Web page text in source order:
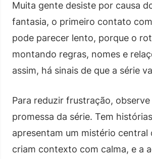
Muita gente desiste por causa
fantasia, o primeiro contato
pode parecer lento, porque o
montando regras, nomes e
assim, há sinais de que a série
Para reduzir frustração,
promessa da série. Tem
apresentam um mistério central
criam contexto com calma, e a